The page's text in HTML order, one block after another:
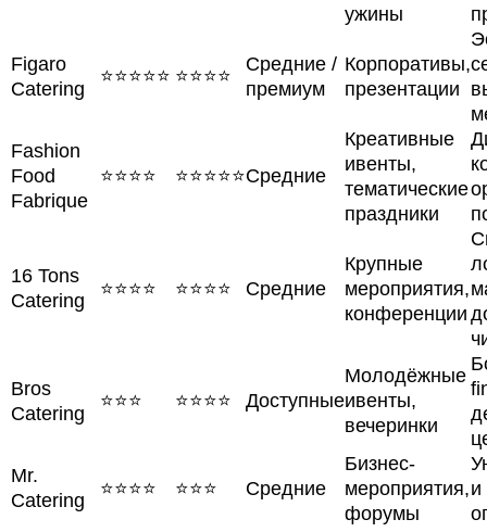
ужины
Figaro
Catering
⭐⭐⭐⭐⭐ ⭐⭐⭐⭐
Средние /
премиум
Корпоративы,
презентации
Fashion
Food
Fabrique
⭐⭐⭐⭐ ⭐⭐⭐⭐⭐Средние
Креативные
ивенты,
тематические
праздники
16 Tons
Catering
⭐⭐⭐⭐ ⭐⭐⭐⭐ Средние
Крупные
мероприятия,
конференции
Bros
Catering
⭐⭐⭐ ⭐⭐⭐⭐ Доступные
Молодёжные
ивенты,
вечеринки
Mr.
Catering
⭐⭐⭐⭐ ⭐⭐⭐ Средние
Бизнес-
мероприятия,
форумы
и